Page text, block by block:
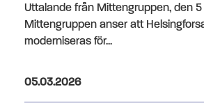
Uttalande från Mittengruppen, den
Mittengruppen anser att
moderniseras för...
Publicerad på:
05.03.2026